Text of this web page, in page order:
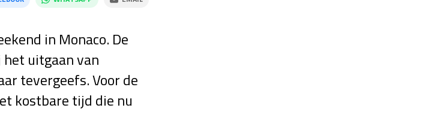
in Monaco. De
uitgaan van
tevergeefs. Voor de
kostbare tijd die nu